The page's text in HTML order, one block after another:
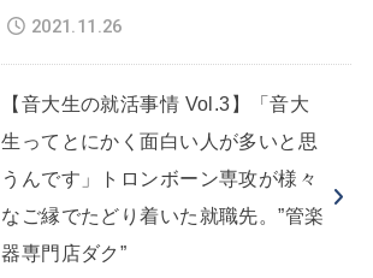
2021.11.26
【音大生の就活事情 Vol.3】「音大
生ってとにかく面白い人が多いと思
うんです」トロンボーン専攻が様々
なご縁でたどり着いた就職先。”管楽
器専門店ダク”